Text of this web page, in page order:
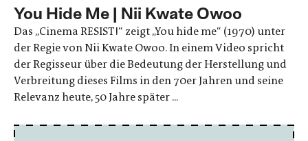
You Hide Me | Nii Kwate Owoo
Das „Cinema RESIST!“ zeigt „You hide me“ (1970) unter
der Regie von Nii Kwate Owoo. In einem Video spricht
der Regisseur über die Bedeutung der Herstellung und
Verbreitung dieses Films in den 70er Jahren und seine
Relevanz heute, 50 Jahre später ...